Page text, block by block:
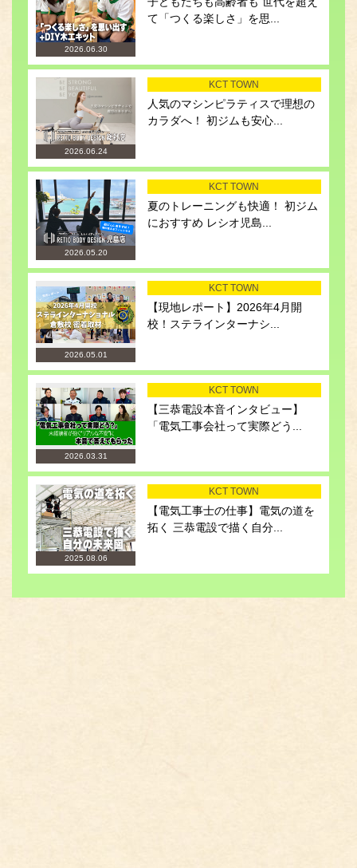
2026.06.30
て「つくる楽しさ」を思...
2026.06.24
KCT TOWN
人気のマシンピラティスで理想の
カラダへ！ 初ジムも安心...
2026.05.20
KCT TOWN
夏のトレーニングも快適！ 初ジム
におすすめ レシオ児島...
2026.05.01
KCT TOWN
【現地レポート】2026年4月開
校！ステラインターナシ...
2026.03.31
KCT TOWN
【三恭電設本音インタビュー】
「電気工事会社って実際どう...
2025.08.06
KCT TOWN
【電気工事士の仕事】電気の道を
拓く 三恭電設で描く自分...